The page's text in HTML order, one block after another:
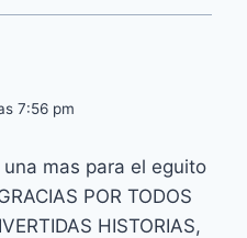
7:56 pm
mas para el eguito
POR TODOS
HISTORIAS,